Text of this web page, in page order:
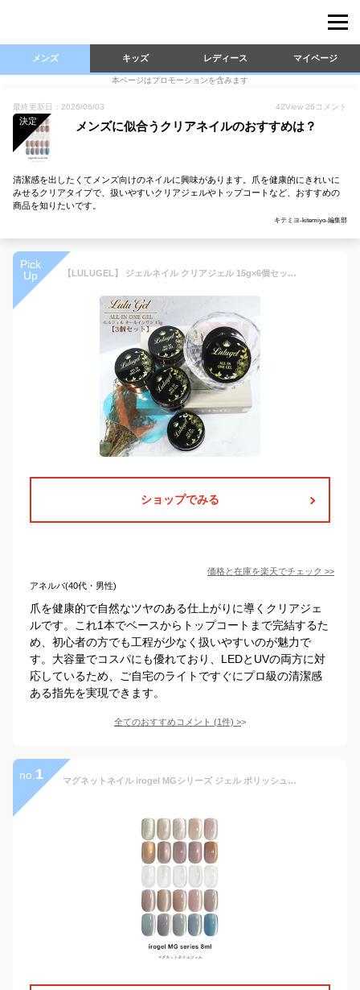
メンズ キッズ レディース マイページ
本ページはプロモーションを含みます
最終更新日：2026/06/03 42View 26 コメント
決定 メンズに似合うクリアネイルのおすすめは？
清潔感を出したくてメンズ向けのネイルに興味があります。爪を健康的にきれいに
みせるクリアタイプで、扱いやすいクリアジェルやトップコートなど、おすすめの
商品を知りたいです。
キテミヨ-kitemiyo-編集部
Pick
Up
【LULUGEL】 ジェルネイル クリアジェル 15g×6個セット オールインワンジェル ベースジェル ＆ トップジェル トップコート 化粧品登録済み 大容量 ぷっくり・ツヤ仕上げ 長持ち セルフネイル プロ仕様 LED・UV対応 業務用
ショップでみる
価格と在庫を楽天でチェック >>
アネルバ(40代・男性)
爪を健康的で自然なツヤのある仕上がりに導くクリアジェ
ルです。これ1本でベースからトップコートまで完結するた
め、初心者の方でも工程が少なく扱いやすいのが魅力で
す。大容量でコスパにも優れており、LEDとUVの両方に対
応しているため、ご自宅のライトですぐにプロ級の清潔感
ある指先を実現できます。
全てのおすすめコメント (1件) >
no. 1 マグネットネイル irogel MGシリーズ ジェル ポリッシュタイプ 全25色 約8ml クリアマグ 黒くなりにくい カラージェル ジェルネイル